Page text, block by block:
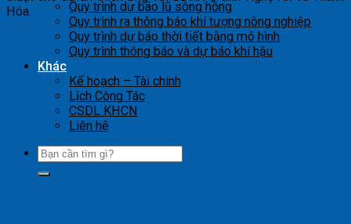
Quy trình dự báo lũ sông hồng
Quy trình ra thông báo khí tượng nông nghiệp
Quy trình dự báo thời tiết bằng mô hình
Quy trình thông báo và dự báo khí hậu
Khác
Kế hoạch – Tài chính
Lịch Công Tác
CSDL KHCN
Liên hệ
Hóa.